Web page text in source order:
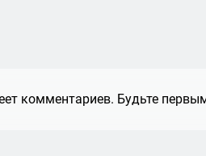
комментариев. Будьте